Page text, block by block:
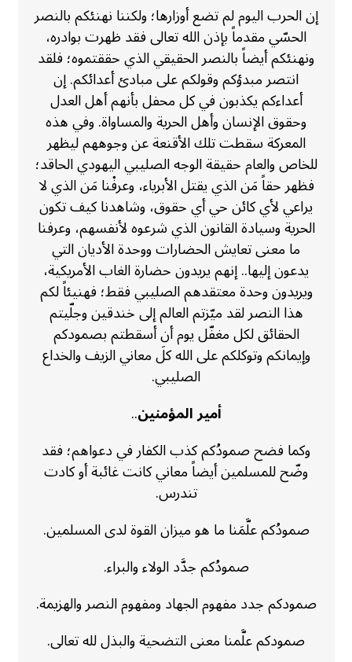
إن الحرب اليوم لم تضع أوزارها؛ ولكننا نهنئكم بالنصر
الحسّي مقدماً بإذن الله تعالى فقد ظهرت بوادره،
ونهنئكم أيضاً بالنصر الحقيقي الذي حققتموه؛ فلقد
انتصر مبدؤكم وقولكم على مبادئ أعدائكم. إن
أعداءكم يكذبون في كل محفل بأنهم أهل العدل
وحقوق الإنسان وأهل الحرية والمساواة. وفي هذه
المعركة سقطت تلك الأقنعة عن وجوههم ليظهر
للخاص والعام حقيقة الوجه الصليبي اليهودي الحاقد؛
فظهر حقاً مَن الذي يقتل الأبرياء، وعرفْنا مَن الذي لا
يراعي لأي كائن حي أي حقوق، وشاهدنا كيف تكون
الحرية وسيادة القانون الذي شرعوه لأنفسهم، وعرفنا
ما معنى تعايش الحضارات ووحدة الأديان التي
يدعون إليها.. إنهم يريدون حضارة الغاب الأمريكية،
ويريدون وحدة معتقدهم الصليبي فقط؛ فهنيئاً لكم
هذا النصر لقد ميّزتم العالم إلى خندقين وجلّيتم
الحقائق لكل مغفّل يوم أن أسقطتم بصمودكم
وإيمانكم وتوكلكم على الله كلَ معاني الزيف والخداع
الصليبي.
أمير المؤمنين..
وكما فضح صمودُكم كذب الكفار في دعواهم؛ فقد
وضّح للمسلمين أيضاً معاني كانت غائبة أو كادت
تندرس.
صمودُكم علَّمَنا ما هو ميزان القوة لدى المسلمين.
صمودُكم جدَّد الولاء والبراء.
صمودكم جدد مفهوم الجهاد ومفهوم النصر والهزيمة.
صمودكم علَّمنا معنى التضحية والبذل لله تعالى.